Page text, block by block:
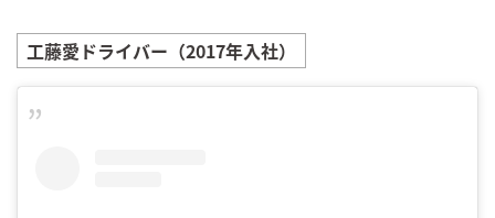
工藤愛 ドライバー（2017年入社）